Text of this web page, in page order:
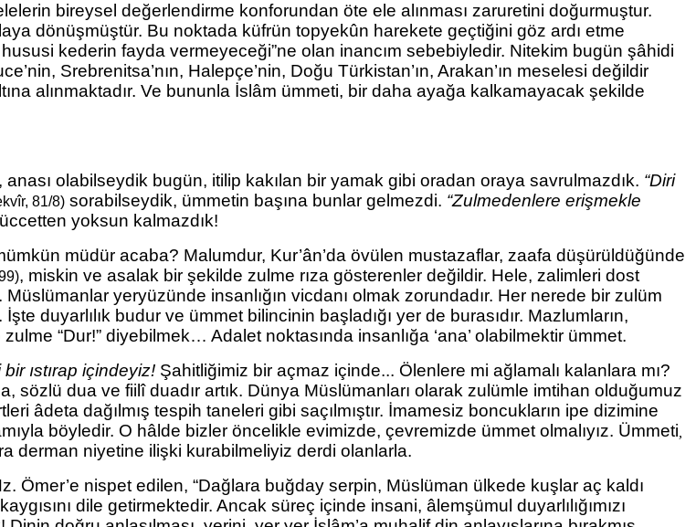
bireysel değerlendirme konforundan öte ele alınması zaruretini doğurmuştur.
dönüşmüştür. Bu noktada küfrün topyekûn harekete geçtiğini göz ardı etme
hususi kederin fayda vermeyeceği”ne olan inancım sebebiyledir. Nitekim bugün şâhidi
Srebrenitsa’nın, Halepçe’nin, Doğu Türkistan’ın, Arakan’ın meselesi değildir
alınmaktadır. Ve bununla İslâm ümmeti, bir daha ayağa kalkamayacak şekilde
anası olabilseydik bugün, itilip kakılan bir yamak gibi oradan oraya savrulmazdık. “Diri
81/8) sorabilseydik, ümmetin başına bunlar gelmezdi. “Zulmedenlere erişmekle
yoksun kalmazdık!
müdür acaba? Malumdur, Kur’ân’da övülen mustazaflar, zaafa düşürüldüğünde
, miskin ve asalak bir şekilde zulme rıza gösterenler değildir. Hele, zalimleri dost
yeryüzünde insanlığın vicdanı olmak zorundadır. Her nerede bir zulüm
duyarlılık budur ve ümmet bilincinin başladığı yer de burasıdır. Mazlumların,
“Dur!” diyebilmek… Adalet noktasında insanlığa ‘ana’ olabilmektir ümmet.
ıstırap içindeyiz! Şahitliğimiz bir açmaz içinde... Ölenlere mi ağlamalı kalanlara mı?
dua ve fiilî duadır artık. Dünya Müslümanları olarak zulümle imtihan olduğumuz
âdeta dağılmış tespih taneleri gibi saçılmıştır. İmamesiz boncukların ipe dizimine
böyledir. O hâlde bizler öncelikle evimizde, çevremizde ümmet olmalıyız. Ümmeti,
derman niyetine ilişki kurabilmeliyiz derdi olanlarla.
Ömer’e nispet edilen, “Dağlara buğday serpin, Müslüman ülkede kuşlar aç kaldı
dile getirmektedir. Ancak süreç içinde insani, âlemşümul duyarlılığımızı